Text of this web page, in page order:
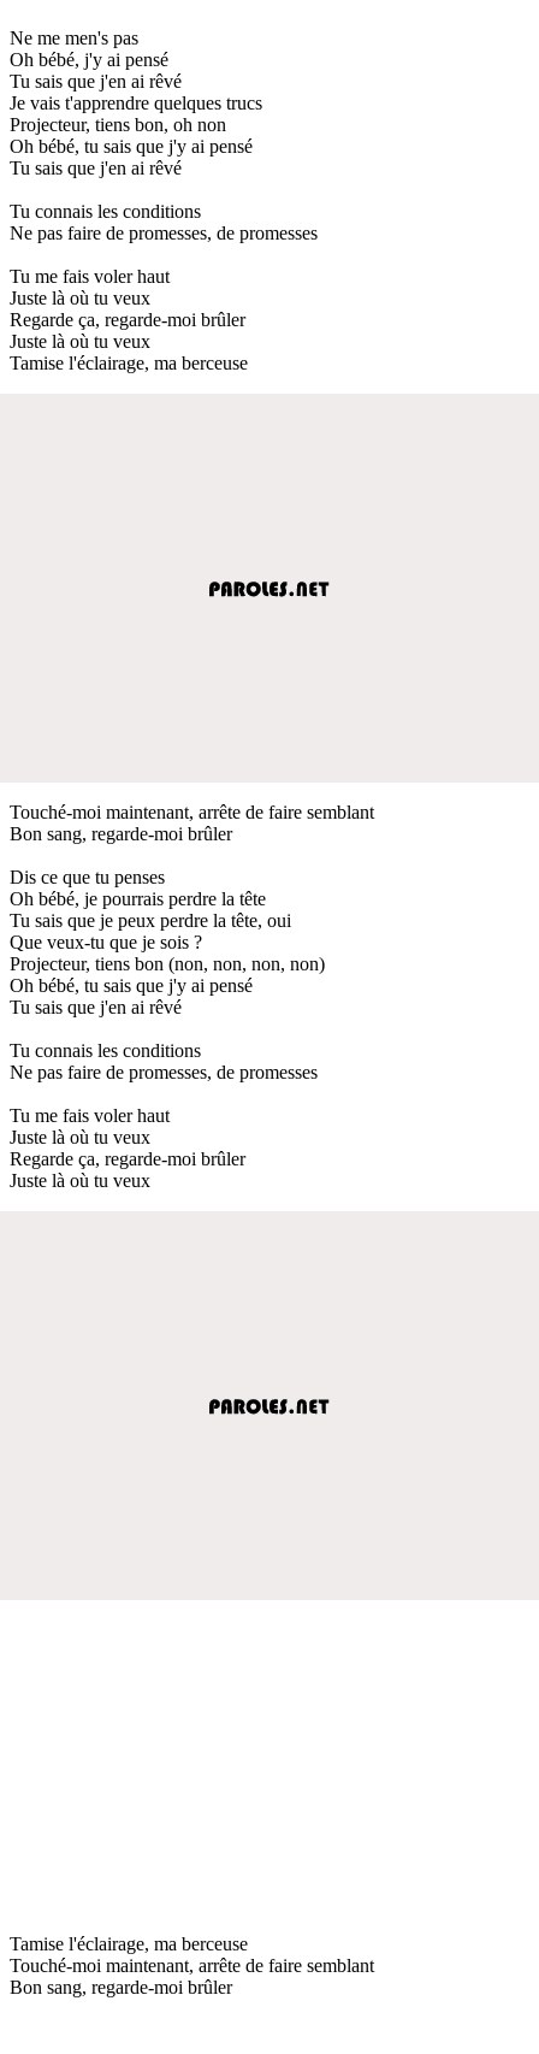
Ne me men's pas
Oh bébé, j'y ai pensé
Tu sais que j'en ai rêvé
Je vais t'apprendre quelques trucs
Projecteur, tiens bon, oh non
Oh bébé, tu sais que j'y ai pensé
Tu sais que j'en ai rêvé
Tu connais les conditions
Ne pas faire de promesses, de promesses
Tu me fais voler haut
Juste là où tu veux
Regarde ça, regarde-moi brûler
Juste là où tu veux
Tamise l'éclairage, ma berceuse
Touché-moi maintenant, arrête de faire semblant
Bon sang, regarde-moi brûler
Dis ce que tu penses
Oh bébé, je pourrais perdre la tête
Tu sais que je peux perdre la tête, oui
Que veux-tu que je sois ?
Projecteur, tiens bon (non, non, non, non)
Oh bébé, tu sais que j'y ai pensé
Tu sais que j'en ai rêvé
Tu connais les conditions
Ne pas faire de promesses, de promesses
Tu me fais voler haut
Juste là où tu veux
Regarde ça, regarde-moi brûler
Juste là où tu veux
Tamise l'éclairage, ma berceuse
Touché-moi maintenant, arrête de faire semblant
Bon sang, regarde-moi brûler